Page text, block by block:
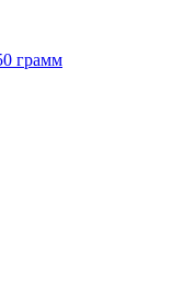
грамм